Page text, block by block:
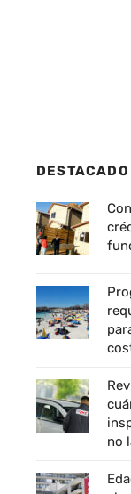
DESTACADO
no